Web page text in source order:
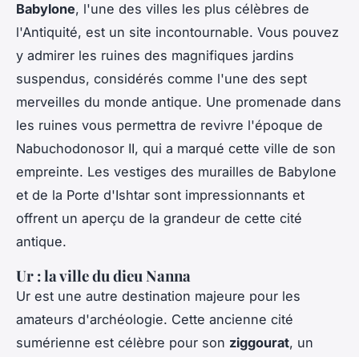
Babylone, l'une des villes les plus célèbres de
l'Antiquité, est un site incontournable. Vous pouvez
y admirer les ruines des magnifiques jardins
suspendus, considérés comme l'une des sept
merveilles du monde antique. Une promenade dans
les ruines vous permettra de revivre l'époque de
Nabuchodonosor II, qui a marqué cette ville de son
empreinte. Les vestiges des murailles de Babylone
et de la Porte d'Ishtar sont impressionnants et
offrent un aperçu de la grandeur de cette cité
antique.
Ur : la ville du dieu Nanna
Ur est une autre destination majeure pour les
amateurs d'archéologie. Cette ancienne cité
sumérienne est célèbre pour son ziggourat, un